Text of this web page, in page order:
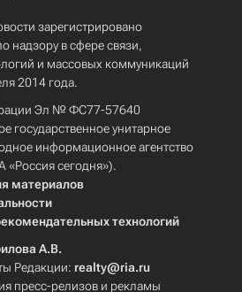
зарегистрировано
надзору в сфере связи,
и массовых коммуникаций
2014 года.
Эл № ФС77-57640
государственное унитарное
информационное агентство
сегодня»).
материалов
технологий
А.В.
Редакции: realty@ria.ru
пресс-релизов и рекламы